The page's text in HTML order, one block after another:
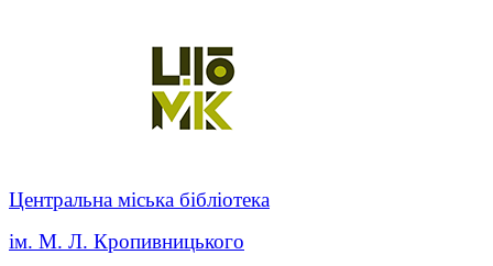
Центральна міська бібліотека
ім. М. Л. Кропивницького